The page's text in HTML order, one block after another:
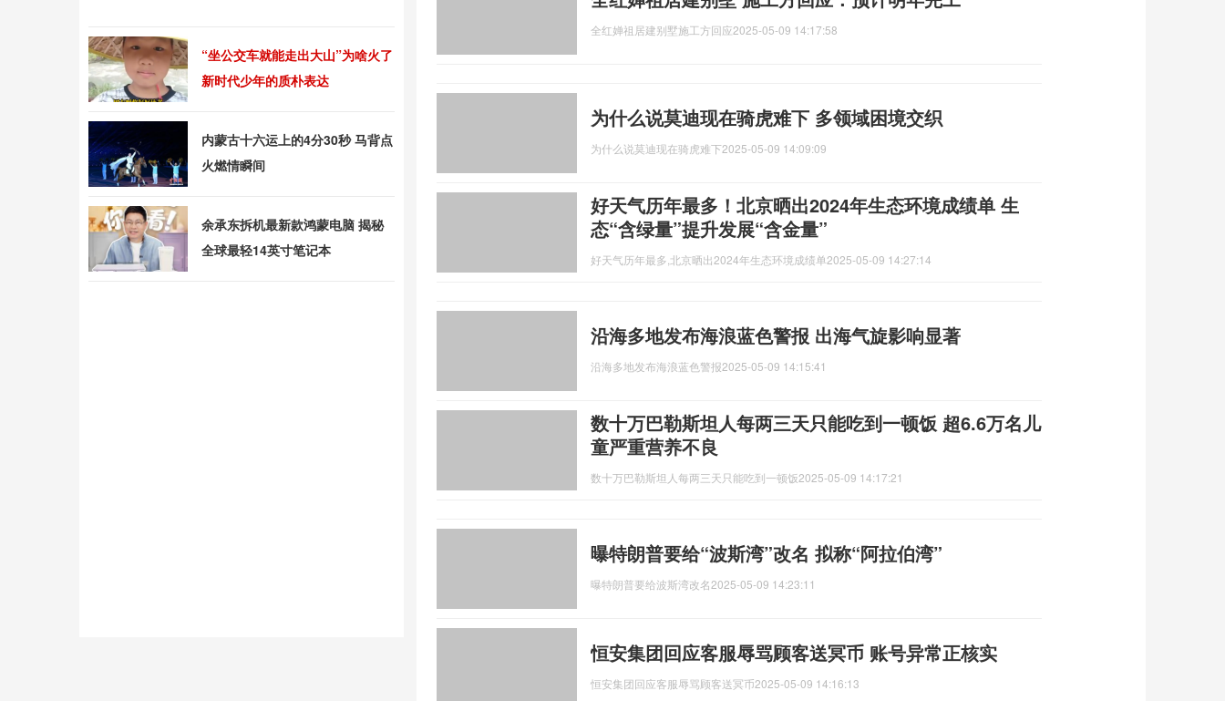
全红婵祖居建别墅施工方回应2025-05-09 14:17:58
为什么说莫迪现在骑虎难下 多领域困境交织
为什么说莫迪现在骑虎难下2025-05-09 14:09:09
好天气历年最多！北京晒出2024年生态环境成绩单 生
态“含绿量”提升发展“含金量”
好天气历年最多,北京晒出2024年生态环境成绩单2025-05-09 14:27:14
沿海多地发布海浪蓝色警报 出海气旋影响显著
沿海多地发布海浪蓝色警报2025-05-09 14:15:41
数十万巴勒斯坦人每两三天只能吃到一顿饭 超6.6万名儿
童严重营养不良
数十万巴勒斯坦人每两三天只能吃到一顿饭2025-05-09 14:17:21
曝特朗普要给“波斯湾”改名 拟称“阿拉伯湾”
曝特朗普要给波斯湾改名2025-05-09 14:23:11
恒安集团回应客服辱骂顾客送冥币 账号异常正核实
恒安集团回应客服辱骂顾客送冥币2025-05-09 14:16:13
“坐公交车就能走出大山”为啥火了
新时代少年的质朴表达
内蒙古十六运上的4分30秒 马背点
火燃情瞬间
余承东拆机最新款鸿蒙电脑 揭秘
全球最轻14英寸笔记本